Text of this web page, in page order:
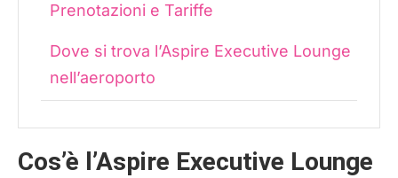
Prenotazioni e Tariffe
Dove si trova l’Aspire Executive Lounge
nell’aeroporto
Cos’è l’Aspire Executive Lounge